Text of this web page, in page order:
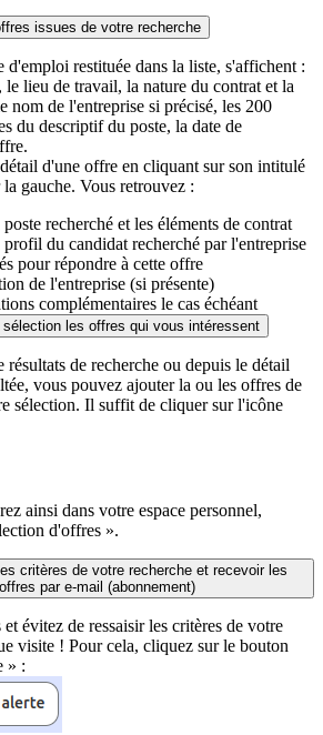
issues de votre recherche
d'emploi restituée dans la liste, s'affichent :
lieu de travail, la nature du contrat et la
nom de l'entreprise si précisé, les 200
du descriptif du poste, la date de
d'une offre en cliquant sur son intitulé
gauche. Vous retrouvez :
recherché et les éléments de contrat
du candidat recherché par l'entreprise
pour répondre à cette offre
de l'entreprise (si présente)
complémentaires le cas échéant
les offres qui vous intéressent
résultats de recherche ou depuis le détail
vous pouvez ajouter la ou les offres de
sélection. Il suffit de cliquer sur l'icône
ainsi dans votre espace personnel,
d'offres ».
critères de votre recherche et recevoir les
offres par e-mail (abonnement)
évitez de ressaisir les critères de votre
visite ! Pour cela, cliquez sur le bouton
» :